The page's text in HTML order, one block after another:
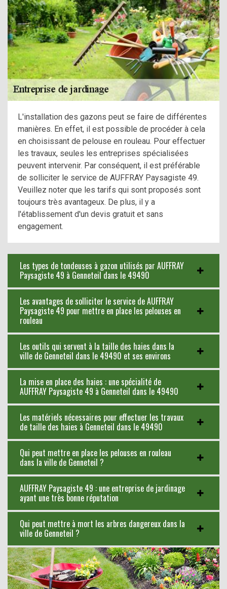
L'installation des gazons peut se faire de différentes
manières. En effet, il est possible de procéder à cela
en choisissant de pelouse en rouleau. Pour effectuer
les travaux, seules les entreprises spécialisées
peuvent intervenir. Par conséquent, il est préférable
de solliciter le service de AUFFRAY Paysagiste 49.
Veuillez noter que les tarifs qui sont proposés sont
toujours très avantageux. De plus, il y a
l'établissement d'un devis gratuit et sans
engagement.
Les types de tondeuses à gazon utilisés par AUFFRAY
Paysagiste 49 à Genneteil dans le 49490
Les avantages de solliciter le service de AUFFRAY
Paysagiste 49 pour mettre en place les pelouses en
rouleau
Les outils qui servent à la taille des haies dans la
ville de Genneteil dans le 49490 et ses environs
La mise en place des haies : une spécialité de
AUFFRAY Paysagiste 49 à Genneteil dans le 49490
Les matériels nécessaires pour effectuer les travaux
de taille des haies à Genneteil dans le 49490
Qui peut mettre en place les pelouses en rouleau
dans la ville de Genneteil ?
AUFFRAY Paysagiste 49 : une entreprise de jardinage
ayant une très bonne réputation
Qui peut mettre à mort les arbres dangereux dans la
ville de Genneteil ?